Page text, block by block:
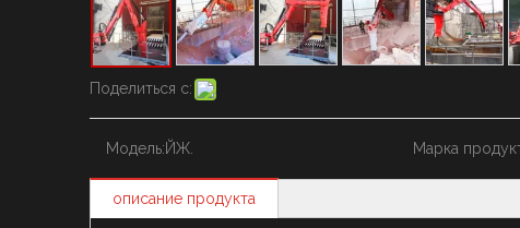
Поделиться с:
Модель:ЙЖ. Марка
описание продукта